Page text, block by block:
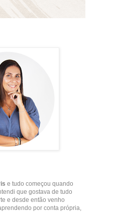
e tudo começou quando
que gostava de tudo
e desde então venho
por conta própria,